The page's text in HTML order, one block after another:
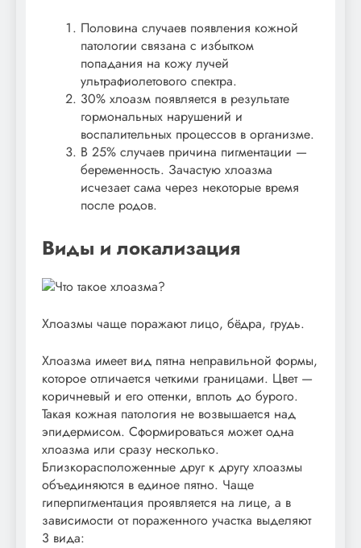
Половина случаев появления кожной
патологии связана с избытком
попадания на кожу лучей
ультрафиолетового спектра.
30% хлоазм появляется в результате
гормональных нарушений и
воспалительных процессов в организме.
В 25% случаев причина пигментации —
беременность. Зачастую хлоазма
исчезает сама через некоторые время
после родов.
Виды и локализация
Хлоазмы чаще поражают лицо, бёдра, грудь.
Хлоазма имеет вид пятна неправильной формы,
которое отличается четкими границами. Цвет —
коричневый и его оттенки, вплоть до бурого.
Такая кожная патология не возвышается над
эпидермисом. Сформироваться может одна
хлоазма или сразу несколько.
Близкорасположенные друг к другу хлоазмы
объединяются в единое пятно. Чаще
гиперпигментация проявляется на лице, а в
зависимости от пораженного участка выделяют
3 вида: